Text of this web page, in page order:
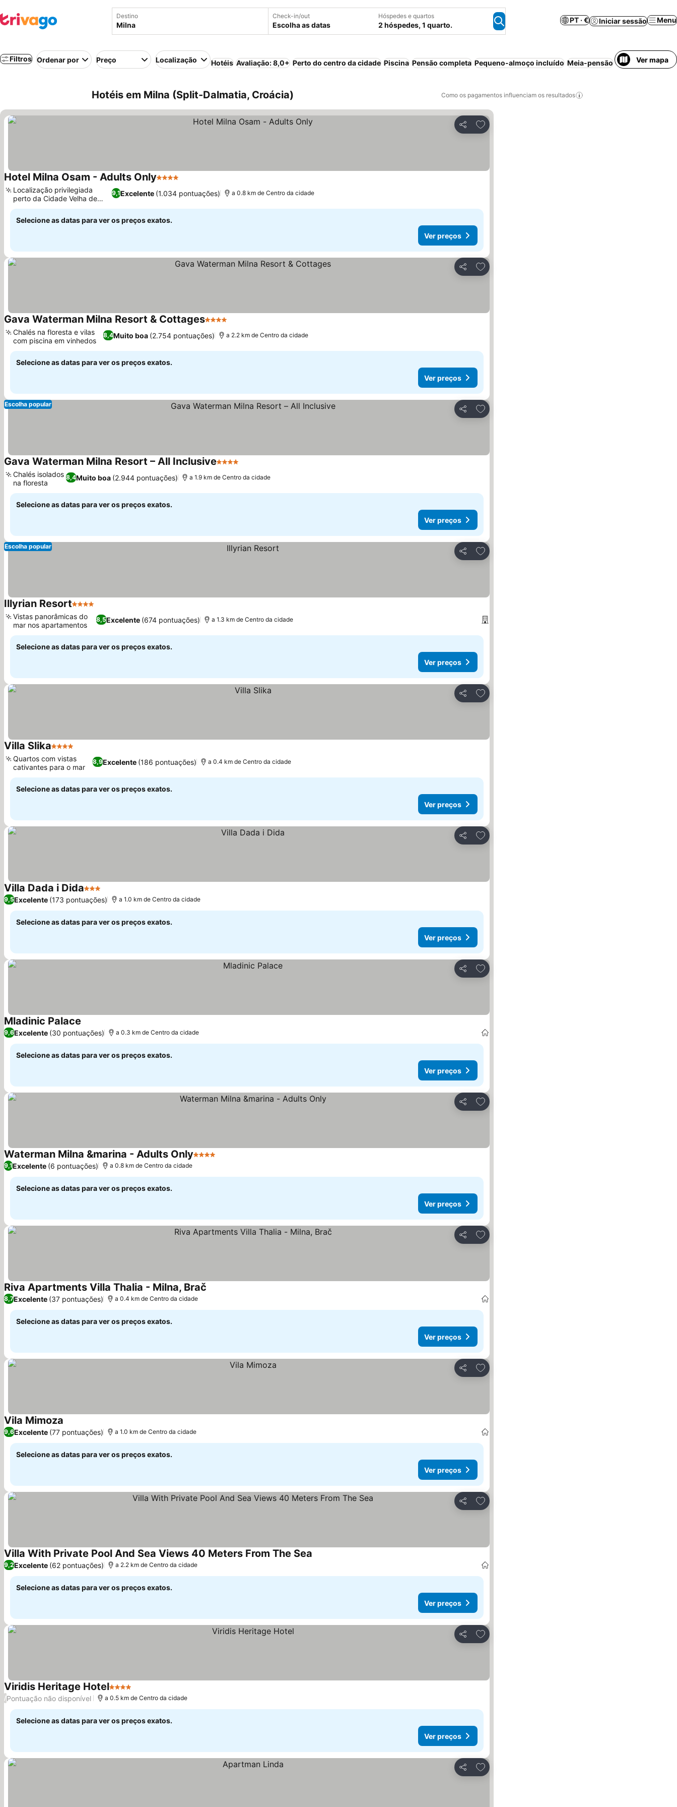
Destino Check-in/out
Escolha as datas
Hóspedes e quartos
2 hóspedes, 1 quarto.
PT · € Iniciar sessão Menu
Filtros Ordenar por Preço Localização Hotéis Avaliação: 8,0+ Perto do centro da cidade Piscina Pensão completa Pequeno-almoço incluído Meia-pensão Casa/Ver mapa
Hotéis em Milna (Split-Dalmatia, Croácia) Como os pagamentos influenciam os resultados
Partilhar
Adicionar aos favoritos
Hotel Milna Osam - Adults Only4 Estrelas
9,1Excelente (1.034 pontuações)
Localização privilegiada
perto da Cidade Velha de
Milna
a 0.8 km de Centro da cidade
Selecione as datas para ver os preços exatos.
Ver preços
Partilhar
Adicionar aos favoritos
Gava Waterman Milna Resort & Cottages4 Estrelas
8,4Muito boa (2.754 pontuações)
Chalés na floresta e vilas
com piscina em vinhedos
a 2.2 km de Centro da cidade
Selecione as datas para ver os preços exatos.
Ver preços
Partilhar
Adicionar aos favoritos
Escolha popular
Gava Waterman Milna Resort – All Inclusive4 Estrelas
8,4Muito boa (2.944 pontuações)
Chalés isolados
na floresta
a 1.9 km de Centro da cidade
Selecione as datas para ver os preços exatos.
Ver preços
Partilhar
Adicionar aos favoritos
Escolha popular
Illyrian Resort4 Estrelas
8,5Excelente (674 pontuações)
Vistas panorâmicas do
mar nos apartamentos
a 1.3 km de Centro da cidade
Selecione as datas para ver os preços exatos.
Ver preços
Partilhar
Adicionar aos favoritos
Villa Slika4 Estrelas
8,9Excelente (186 pontuações)
Quartos com vistas
cativantes para o mar
a 0.4 km de Centro da cidade
Selecione as datas para ver os preços exatos.
Ver preços
Partilhar
Adicionar aos favoritos
Villa Dada i Dida3 Estrelas
9,5Excelente (173 pontuações) a 1.0 km de Centro da cidade
Selecione as datas para ver os preços exatos.
Ver preços
Partilhar
Adicionar aos favoritos
Mladinic Palace
9,6Excelente (30 pontuações) a 0.3 km de Centro da cidade
Selecione as datas para ver os preços exatos.
Ver preços
Partilhar
Adicionar aos favoritos
Waterman Milna &marina - Adults Only4 Estrelas
9,1Excelente (6 pontuações) a 0.8 km de Centro da cidade
Selecione as datas para ver os preços exatos.
Ver preços
Partilhar
Adicionar aos favoritos
Riva Apartments Villa Thalia - Milna, Brač
8,7Excelente (37 pontuações) a 0.4 km de Centro da cidade
Selecione as datas para ver os preços exatos.
Ver preços
Partilhar
Adicionar aos favoritos
Vila Mimoza
9,6Excelente (77 pontuações) a 1.0 km de Centro da cidade
Selecione as datas para ver os preços exatos.
Ver preços
Partilhar
Adicionar aos favoritos
Villa With Private Pool And Sea Views 40 Meters From The Sea
9,2Excelente (62 pontuações) a 2.2 km de Centro da cidade
Selecione as datas para ver os preços exatos.
Ver preços
Partilhar
Adicionar aos favoritos
Viridis Heritage Hotel4 Estrelas
/Pontuação não disponível a 0.5 km de Centro da cidade
Selecione as datas para ver os preços exatos.
Ver preços
Partilhar
Adicionar aos favoritos